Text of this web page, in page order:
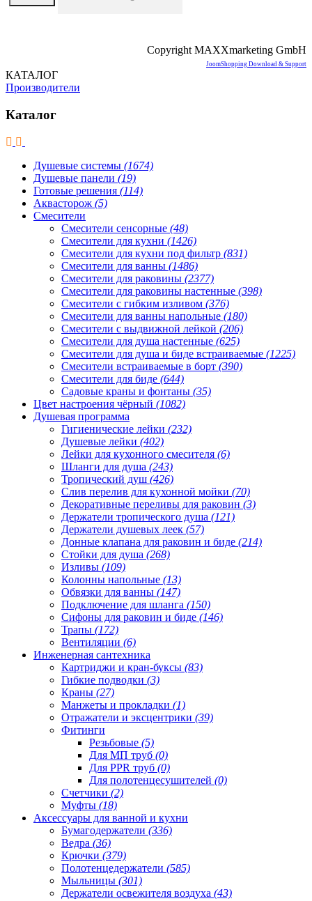
Copyright MAXXmarketing GmbH
JoomShopping Download & Support
КАТАЛОГ
Производители
Каталог
Душевые системы (1674)
Душевые панели (19)
Готовые решения (114)
Аквасторож (5)
Смесители
Смесители сенсорные (48)
Смесители для кухни (1426)
Смесители для кухни под фильтр (831)
Смесители для ванны (1486)
Смесители для раковины (2377)
Смесители для раковины настенные (398)
Смесители с гибким изливом (376)
Смесители для ванны напольные (180)
Смесители с выдвижной лейкой (206)
Смесители для душа настенные (625)
Смесители для душа и биде встраиваемые (1225)
Смесители встраиваемые в борт (390)
Смесители для биде (644)
Садовые краны и фонтаны (35)
Цвет настроения чёрный (1082)
Душевая программа
Гигиенические лейки (232)
Душевые лейки (402)
Лейки для кухонного смесителя (6)
Шланги для душа (243)
Тропический душ (426)
Слив перелив для кухонной мойки (70)
Декоративные переливы для раковин (3)
Держатели тропического душа (121)
Держатели душевых леек (57)
Донные клапана для раковин и биде (214)
Стойки для душа (268)
Изливы (109)
Колонны напольные (13)
Обвязки для ванны (147)
Подключение для шланга (150)
Сифоны для раковин и биде (146)
Трапы (172)
Вентиляции (6)
Инженерная сантехника
Картриджи и кран-буксы (83)
Гибкие подводки (3)
Краны (27)
Манжеты и прокладки (1)
Отражатели и эксцентрики (39)
Фитинги
Резьбовые (5)
Для МП труб (0)
Для PPR труб (0)
Для полотенцесушителей (0)
Счетчики (2)
Муфты (18)
Аксессуары для ванной и кухни
Бумагодержатели (336)
Ведра (36)
Крючки (379)
Полотенцедержатели (585)
Мыльницы (301)
Держатели освежителя воздуха (43)